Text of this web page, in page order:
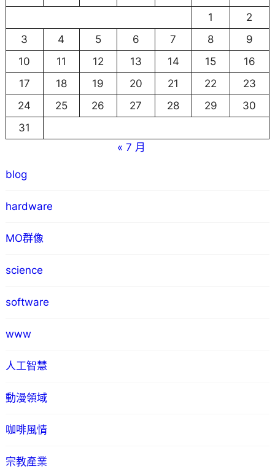
1
2
3
4 5 6 7 8
9
10
11 12 13 14 15
16
17
18 19 20 21 22
23
24
25 26 27 28 29
30
31
« 7 月
blog
hardware
MO群像
science
software
www
人工智慧
動漫領域
咖啡風情
宗教產業